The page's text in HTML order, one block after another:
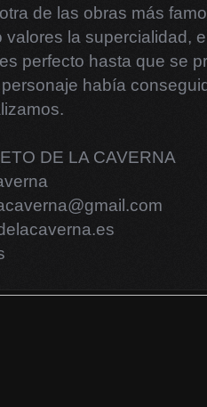
de las obras más
la supercialidad,
perfecto hasta que se
había
DE LA CAVERNA